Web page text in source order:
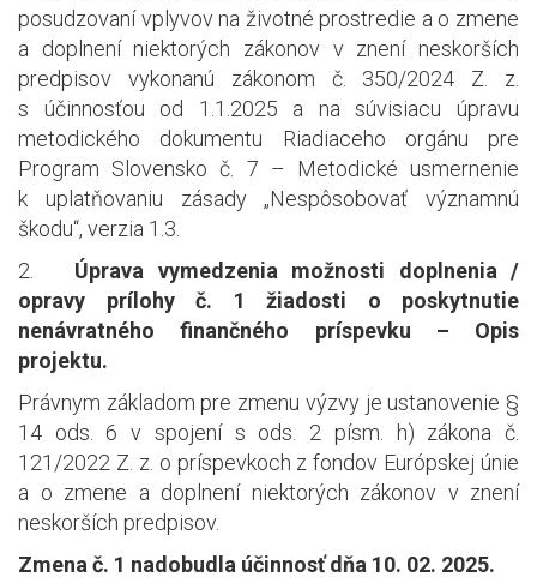
posudzovaní vplyvov na životné prostredie a o zmene
a doplnení niektorých zákonov v znení neskorších
predpisov vykonanú zákonom č. 350/2024 Z. z.
s účinnosťou od 1.1.2025 a na súvisiacu úpravu
metodického dokumentu Riadiaceho orgánu pre
Program Slovensko č. 7 – Metodické usmernenie
k uplatňovaniu zásady „Nespôsobovať významnú
škodu“, verzia 1.3.
2. Úprava vymedzenia možnosti doplnenia /
opravy prílohy č. 1 žiadosti o poskytnutie
nenávratného finančného príspevku – Opis
projektu.
Právnym základom pre zmenu výzvy je ustanovenie §
14 ods. 6 v spojení s ods. 2 písm. h) zákona č.
121/2022 Z. z. o príspevkoch z fondov Európskej únie
a o zmene a doplnení niektorých zákonov v znení
neskorších predpisov.
Zmena č. 1 nadobudla účinnosť dňa 10. 02. 2025.